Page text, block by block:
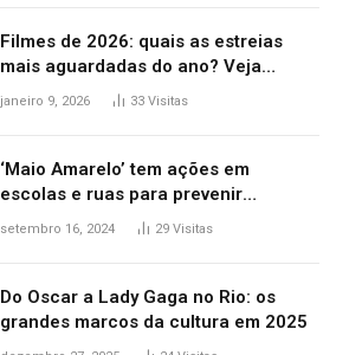
Filmes de 2026: quais as estreias
mais aguardadas do ano? Veja
principais lançamentos do cinema
janeiro 9, 2026 33 Visitas
‘Maio Amarelo’ tem ações em
escolas e ruas para prevenir
acidentes no trânsito no AP
setembro 16, 2024 29 Visitas
Do Oscar a Lady Gaga no Rio: os
grandes marcos da cultura em 2025